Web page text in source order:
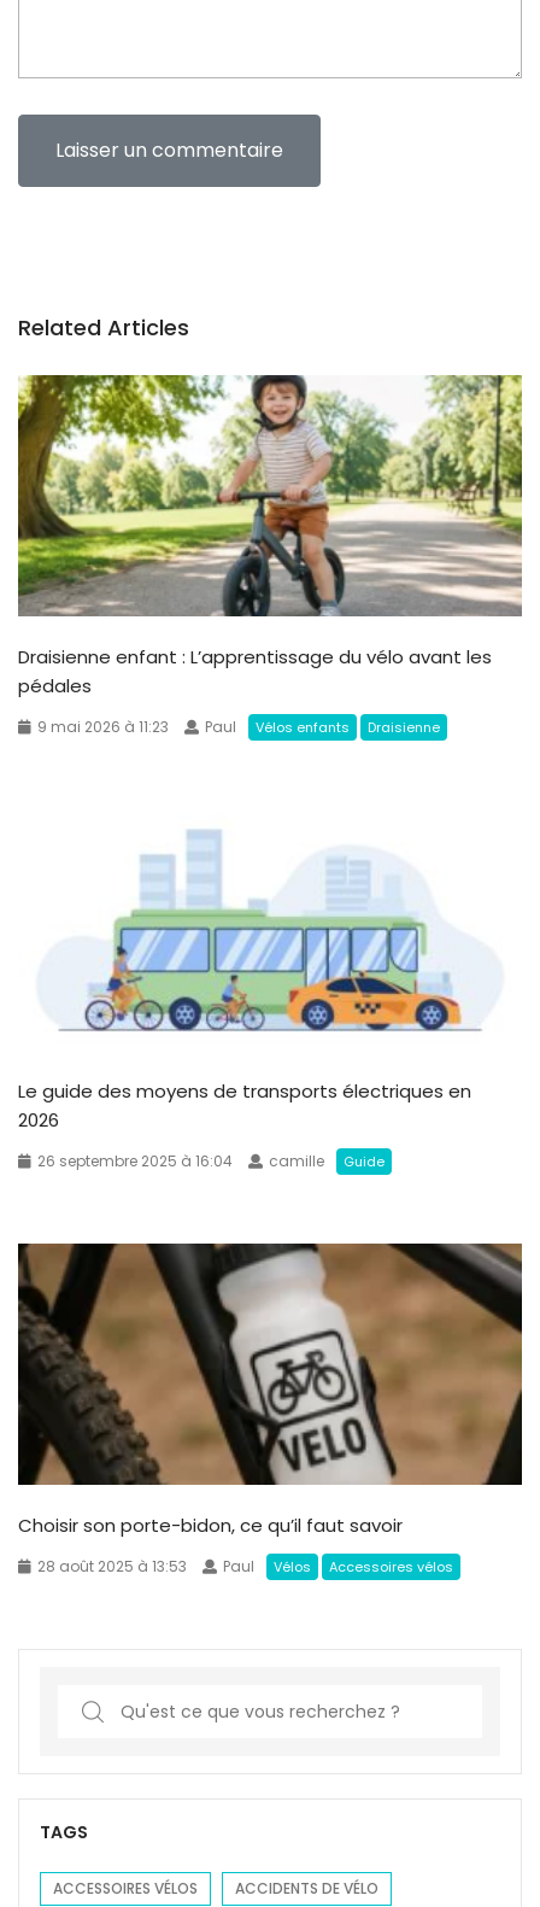
Related Articles
Draisienne enfant : L’apprentissage du vélo avant les
pédales
9 mai 2026 à 11:23 Paul Vélos enfants Draisienne
Le guide des moyens de transports électriques en
2026
26 septembre 2025 à 16:04 camille Guide
Choisir son porte-bidon, ce qu’il faut savoir
28 août 2025 à 13:53 Paul Vélos Accessoires vélos
r
c
f
TAGS
ACCESSOIRES VÉLOS ACCIDENTS DE VÉLO